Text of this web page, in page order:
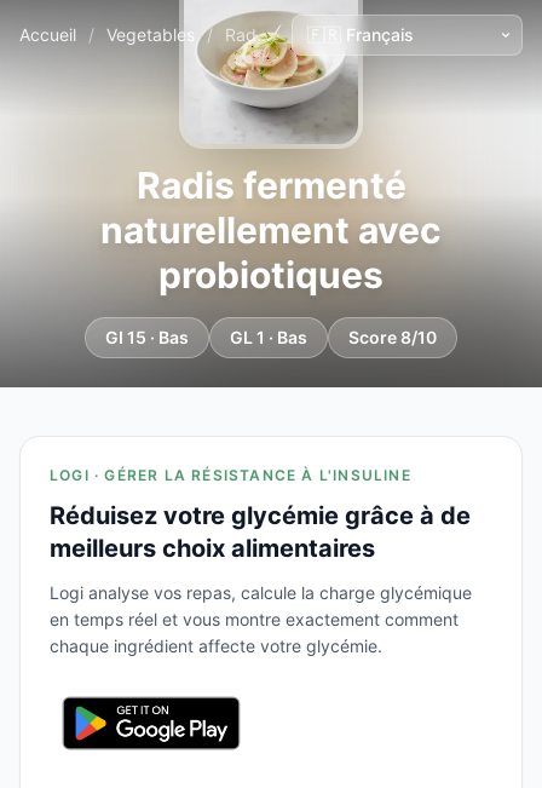
Accueil / Vegetables / Radis fermenté naturellement avec probiotiques
Radis fermenté
naturellement avec
probiotiques
GI 15 · Bas GL 1 · Bas Score 8/10
LOGI · GÉRER LA RÉSISTANCE À L'INSULINE
Réduisez votre glycémie grâce à de
meilleurs choix alimentaires
Logi analyse vos repas, calcule la charge glycémique
en temps réel et vous montre exactement comment
chaque ingrédient affecte votre glycémie.